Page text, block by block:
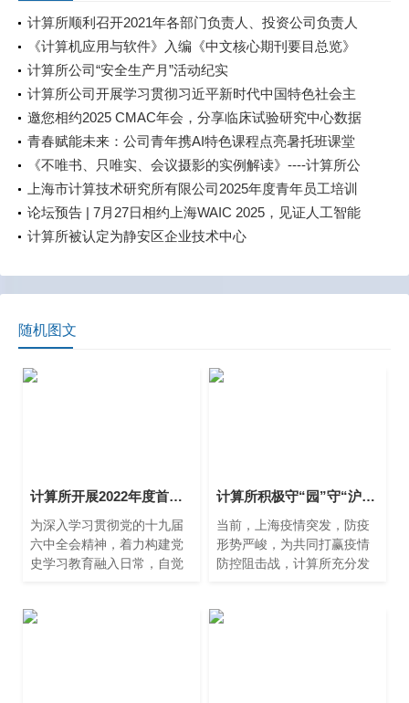
计算所顺利召开2021年各部门负责人、投资公司负责人
述职考评会
《计算机应用与软件》入编《中文核心期刊要目总览》
2023年版
计算所公司“安全生产月”活动纪实
计算所公司开展学习贯彻习近平新时代中国特色社会主
义思想主题教育中心组学习（扩大）会
邀您相约2025 CMAC年会，分享临床试验研究中心数据
直采经验与探索
青春赋能未来：公司青年携AI特色课程点亮暑托班课堂
《不唯书、只唯实、会议摄影的实例解读》----计算所公
司开展会议摄影解读讲座
上海市计算技术研究所有限公司2025年度青年员工培训
及专题竞赛顺利开展
论坛预告 | 7月27日相约上海WAIC 2025，见证人工智能
如何重塑产业未来，共建智能体时代！
计算所被认定为静安区企业技术中心
随机图文
计算所开展2022年度首次中心组学习——传达学习上海市委、市科技工作党委党史学习教育总结会议精神、传达学习习近平总书记在省部级主要领导干部学习贯彻党的十九届六中全会精神专题研讨班开班式上发表的重要讲话
为深入学习贯彻党的十九届
六中全会精神，着力构建党
史学习教育融入日常，自觉
度首次中心组学习，由党委
计算所积极守“园”守“沪”，同心协力，共同抗疫
当前，上海疫情突发，防疫
形势严峻，为共同打赢疫情
防控阻击战，计算所充分发
为群众办实事，坚决守护好